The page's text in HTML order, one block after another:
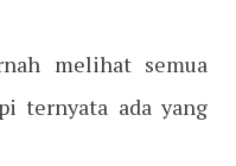
melihat semua
ternyata ada yang